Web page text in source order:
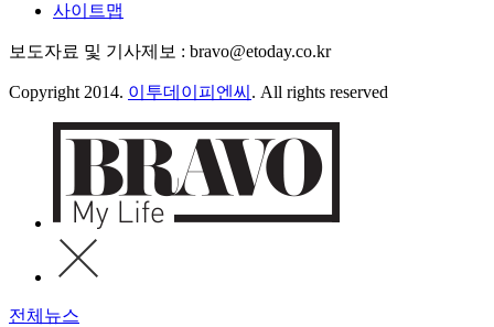
사이트맵
보도자료 및 기사제보 : bravo@etoday.co.kr
Copyright 2014. 이투데이피엔씨 . All rights reserved
전체뉴스